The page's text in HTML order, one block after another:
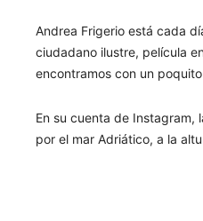
Andrea Frigerio está cada
ciudadano ilustre, película
encontramos con un
En su cuenta de
por el mar Adriático, a la